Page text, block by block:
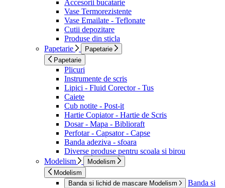
Accesorii bucatarie
Vase Termorezistente
Vase Emailate - Teflonate
Cutii depozitare
Produse din sticla
Papetarie
Papetarie
Papetarie
Plicuri
Instrumente de scris
Lipici - Fluid Corector - Tus
Caiete
Cub notite - Post-it
Hartie Copiator - Hartie de Scris
Dosar - Mapa - Biblioraft
Perfotar - Capsator - Capse
Banda adeziva - sfoara
Diverse produse pentru scoala si birou
Modelism
Modelism
Modelism
Banda si lichid de mascare Modelism
Banda si